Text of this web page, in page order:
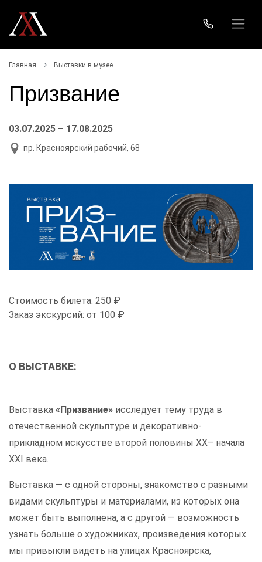
Главная Выставки в музее
Призвание
03.07.2025 – 17.08.2025
пр. Красноярский рабочий, 68
Стоимость билета: 250 ₽
Заказ экскурсий: от 100 ₽
О ВЫСТАВКЕ:
Выставка «Призвание» исследует тему труда в
отечественной скульптуре и декоративно-
прикладном искусстве второй половины ХХ– начала
ХХI века.
Выставка — с одной стороны, знакомство с разными
видами скульптуры и материалами, из которых она
может быть выполнена, а с другой — возможность
узнать больше о художниках, произведения которых
мы привыкли видеть на улицах Красноярска,